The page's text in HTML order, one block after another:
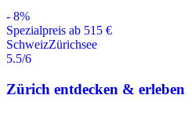
- 8%
Spezialpreis ab 515 €
SchweizZürichsee
5.5/6
Zürich entdecken & erleben